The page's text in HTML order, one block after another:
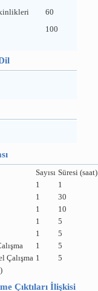
60
100
Sayısı Süresi (saat)
1 1
1 30
1 10
1 5
1 5
1 5
Çalışma 1 5
Çıktıları İlişkisi